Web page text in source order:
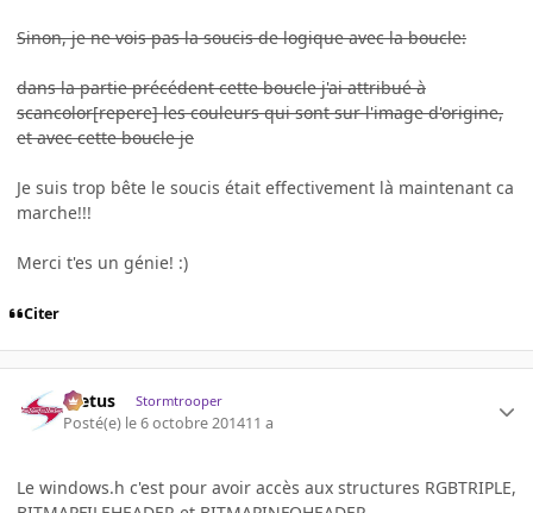
Sinon, je ne vois pas la soucis de logique avec la boucle:
dans la partie précédent cette boucle j'ai attribué à
scancolor[repere] les couleurs qui sont sur l'image d'origine,
et avec cette boucle je
Je suis trop bête le soucis était effectivement là maintenant ca
marche!!!
Merci t'es un génie! :)
Citer
foetus Stormtrooper
Posté(e) le 6 octobre 201411 a
Le windows.h c'est pour avoir accès aux structures RGBTRIPLE,